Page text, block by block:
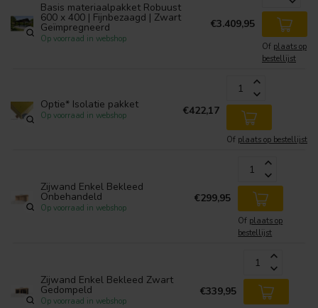
Basis materiaalpakket Robuust
600 x 400 | Fijnbezaagd | Zwart
Geïmpregneerd
Op voorraad in webshop
€3.409,95
Of plaats op
bestellijst
Optie* Isolatie pakket
Op voorraad in webshop €422,17
Of plaats op bestellijst
Zijwand Enkel Bekleed
Onbehandeld
Op voorraad in webshop
€299,95
Of plaats op
bestellijst
Zijwand Enkel Bekleed Zwart
Gedompeld
Op voorraad in webshop
€339,95